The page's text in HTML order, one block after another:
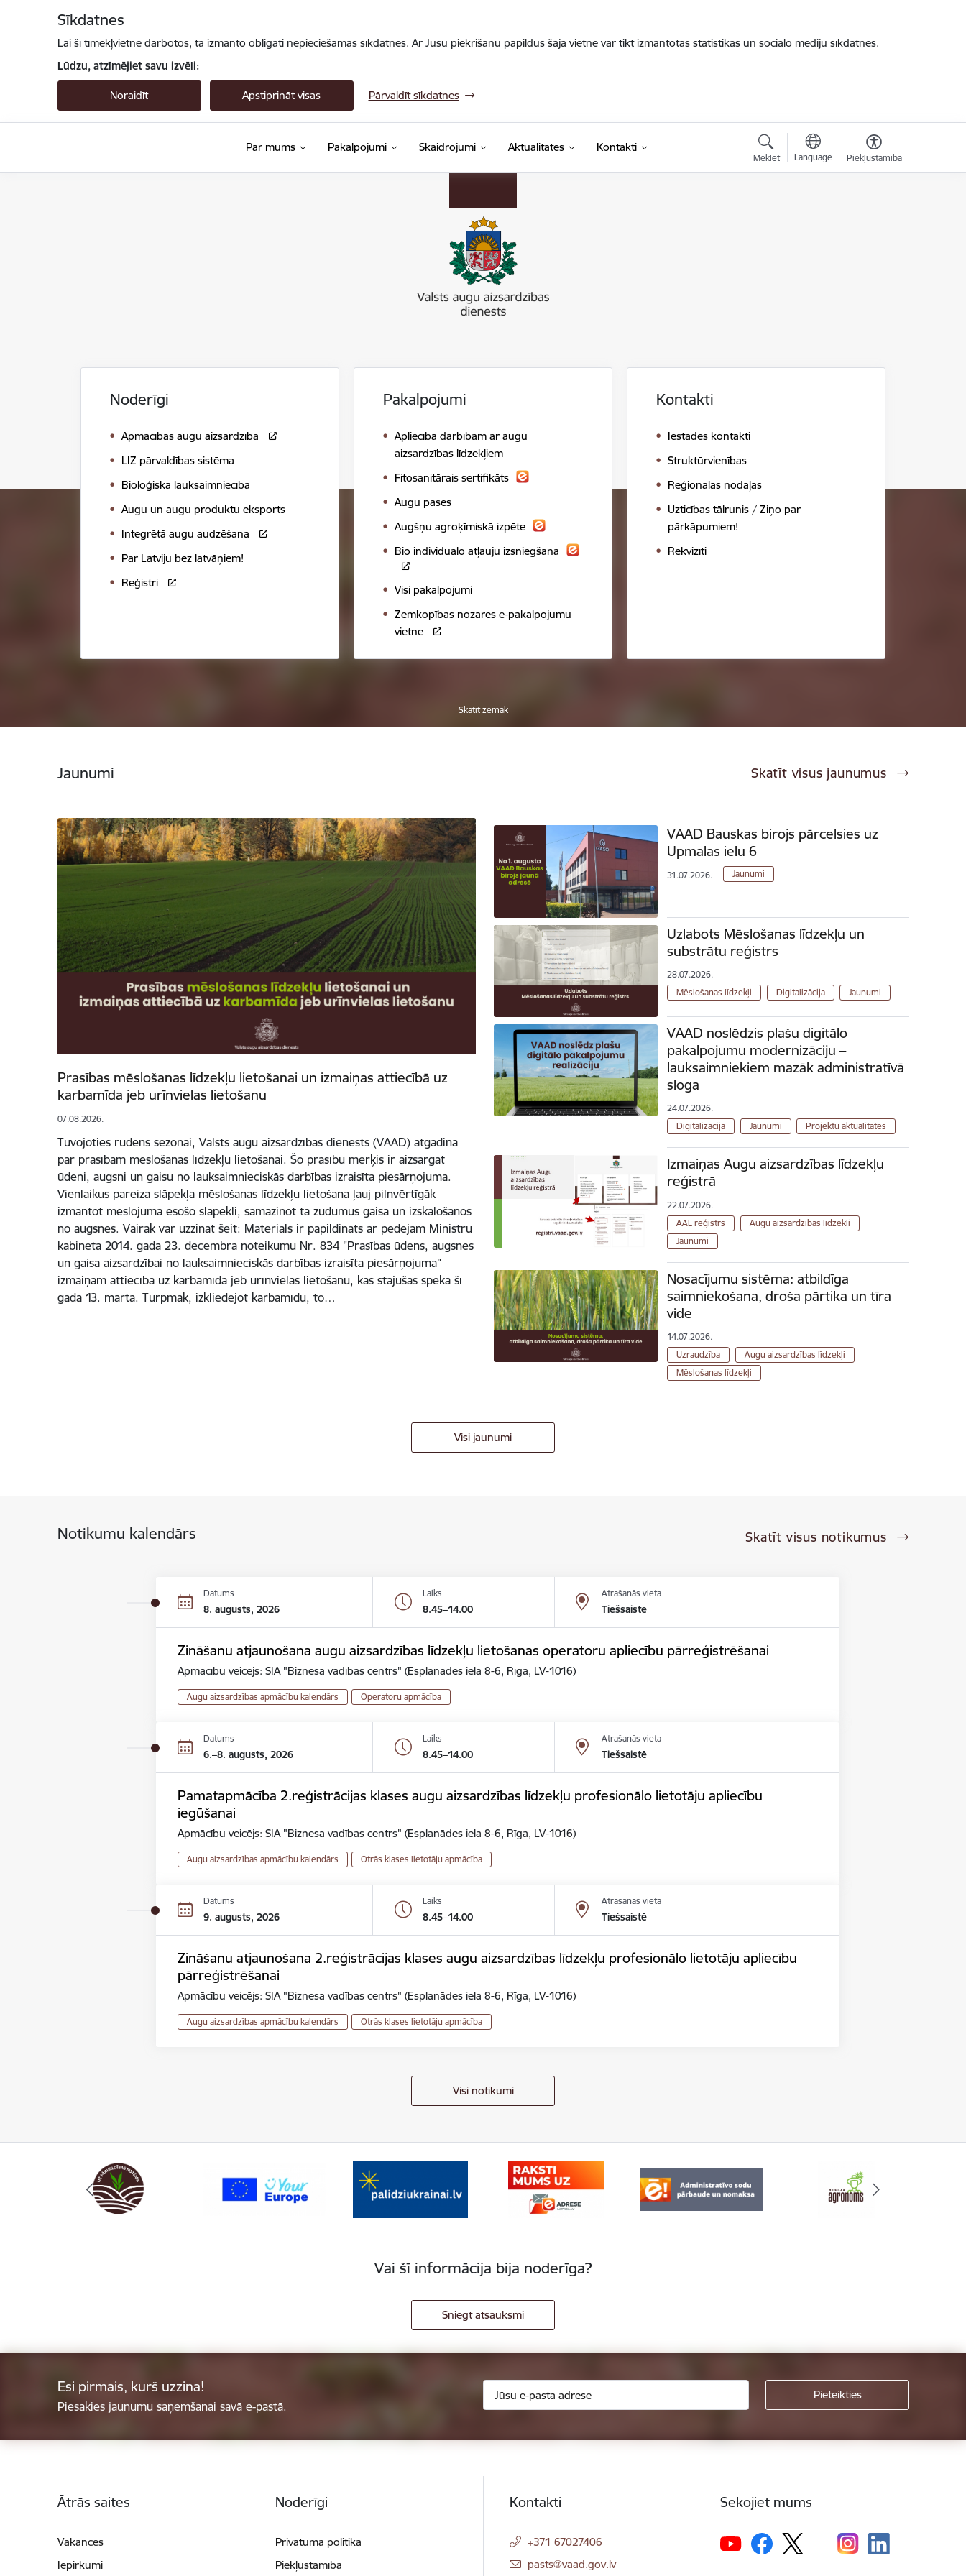
Sīkdatnes
Lai šī tīmekļvietne darbotos, tā izmanto obligāti nepieciešamās sīkdatnes. Ar Jūsu piekrišanu papildus šajā vietnē var tikt izmantotas statistikas un sociālo mediju sīkdatnes.
Lūdzu, atzīmējiet savu izvēli:
Noraidīt Apstiprināt visas Pārvaldīt sīkdatnes
Par mums Pakalpojumi Skaidrojumi Aktualitātes Kontakti
Meklēt Language Piekļūstamība
Noderīgi
Apmācības augu aizsardzībā
LIZ pārvaldības sistēma
Bioloģiskā lauksaimniecība
Augu un augu produktu eksports
Integrētā augu audzēšana
Par Latviju bez latvāņiem!
Reģistri
Pakalpojumi
Apliecība darbībām ar augu
aizsardzības līdzekļiem
Fitosanitārais sertifikāts
Augu pases
Augšņu agroķīmiskā izpēte
Bio individuālo atļauju izsniegšana
Visi pakalpojumi
Zemkopības nozares e-pakalpojumu
vietne
Kontakti
Iestādes kontakti
Struktūrvienības
Reģionālās nodaļas
Uzticības tālrunis / Ziņo par
pārkāpumiem!
Rekvizīti
Skatīt zemāk
Jaunumi Skatīt visus jaunumus
Prasības mēslošanas līdzekļu lietošanai un izmaiņas attiecībā uz
karbamīda jeb urīnvielas lietošanu
07.08.2026.
Tuvojoties rudens sezonai, Valsts augu aizsardzības dienests (VAAD) atgādina
par prasībām mēslošanas līdzekļu lietošanai. Šo prasību mērķis ir aizsargāt
ūdeni, augsni un gaisu no lauksaimnieciskās darbības izraisīta piesārņojuma.
Vienlaikus pareiza slāpekļa mēslošanas līdzekļu lietošana ļauj pilnvērtīgāk
izmantot mēslojumā esošo slāpekli, samazinot tā zudumus gaisā un izskalošanos
no augsnes. Vairāk var uzzināt šeit: Materiāls ir papildināts ar pēdējām Ministru
kabineta 2014. gada 23. decembra noteikumu Nr. 834 "Prasības ūdens, augsnes
un gaisa aizsardzībai no lauksaimnieciskās darbības izraisīta piesārņojuma"
izmaiņām attiecībā uz karbamīda jeb urīnvielas lietošanu, kas stājušās spēkā šī
gada 13. martā. Turpmāk, izkliedējot karbamīdu, to…
VAAD Bauskas birojs pārcelsies uz
Upmalas ielu 6
31.07.2026. Jaunumi
Uzlabots Mēslošanas līdzekļu un
substrātu reģistrs
28.07.2026.
Mēslošanas līdzekļi
Digitalizācija Jaunumi
VAAD noslēdzis plašu digitālo
pakalpojumu modernizāciju –
lauksaimniekiem mazāk administratīvā
sloga
24.07.2026.
Digitalizācija
Jaunumi Projektu aktualitātes
Izmaiņas Augu aizsardzības līdzekļu
reģistrā
22.07.2026.
AAL reģistrs
Augu aizsardzības līdzekļi
Jaunumi
Nosacījumu sistēma: atbildīga
saimniekošana, droša pārtika un tīra
vide
14.07.2026.
Uzraudzība
Augu aizsardzības līdzekļi
Mēslošanas līdzekļi
Visi jaunumi
Notikumu kalendārs Skatīt visus notikumus
Datums
8. augusts, 2026
Laiks
8.45–14.00
Atrašanās vieta
Tiešsaistē
Zināšanu atjaunošana augu aizsardzības līdzekļu lietošanas operatoru apliecību pārreģistrēšanai
Apmācību veicējs: SIA "Biznesa vadības centrs" (Esplanādes iela 8-6, Rīga, LV-1016)
Augu aizsardzības apmācību kalendārs Operatoru apmācība
Datums
6.–8. augusts, 2026
Laiks
8.45–14.00
Atrašanās vieta
Tiešsaistē
Pamatapmācība 2.reģistrācijas klases augu aizsardzības līdzekļu profesionālo lietotāju apliecību
iegūšanai
Apmācību veicējs: SIA "Biznesa vadības centrs" (Esplanādes iela 8-6, Rīga, LV-1016)
Augu aizsardzības apmācību kalendārs Otrās klases lietotāju apmācība
Datums
9. augusts, 2026
Laiks
8.45–14.00
Atrašanās vieta
Tiešsaistē
Zināšanu atjaunošana 2.reģistrācijas klases augu aizsardzības līdzekļu profesionālo lietotāju apliecību
pārreģistrēšanai
Apmācību veicējs: SIA "Biznesa vadības centrs" (Esplanādes iela 8-6, Rīga, LV-1016)
Augu aizsardzības apmācību kalendārs Otrās klases lietotāju apmācība
Visi notikumi
Vai šī informācija bija noderīga?
Sniegt atsauksmi
Esi pirmais, kurš uzzina!
Piesakies jaunumu saņemšanai savā e-pastā.
Ātrās saites
Vakances
Iepirkumi
Noderīgi
Privātuma politika
Piekļūstamība
Kontakti
+371 67027406
E-pasts:
pasts@vaad.gov.lv
Sekojiet mums